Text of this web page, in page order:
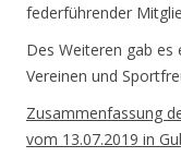
federführender
Des Weiteren gab es
Vereinen und
Zusammenfassung
vom 13.07.2019 in